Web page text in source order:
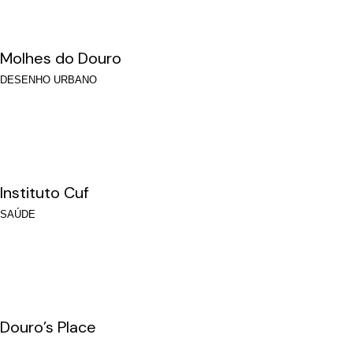
Molhes do Douro
DESENHO URBANO
Instituto Cuf
SAÚDE
Douro’s Place